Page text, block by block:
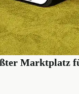
Marktplatz